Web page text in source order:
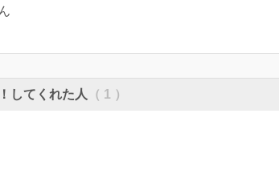
してくれた人 （ 1 ）